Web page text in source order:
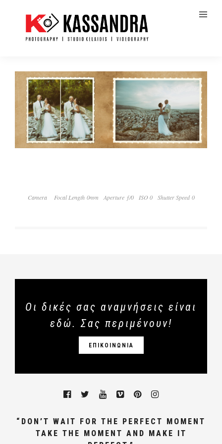
Camera Focal Length 0mm Aperture ƒ/0 ISO 0 Shutter Speed 0
Οι δικές σας αναμνήσεις είναι
εδώ. Σας περιμένουν!
ΕΠΙΚΟΙΝΩΝΙΑ
“DON’T WAIT FOR THE PERFECT MOMENT
TAKE THE MOMENT AND MAKE IT